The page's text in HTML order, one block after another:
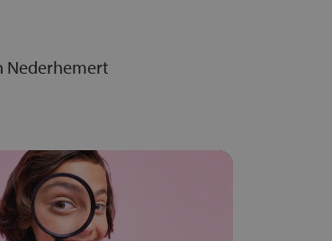
Nederhemert